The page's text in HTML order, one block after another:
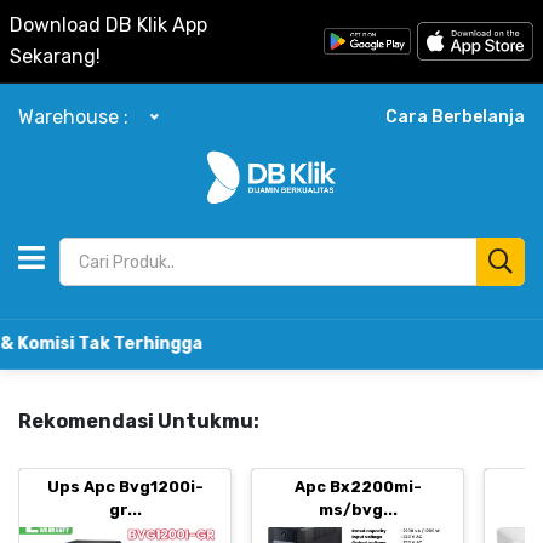
Download DB Klik App
Sekarang!
Warehouse : Cara Berbelanja
Terhingga
Rekomendasi Untukmu:
Ups Apc Bvg1200i-
gr...
Apc Bx2200mi-
ms/bvg...